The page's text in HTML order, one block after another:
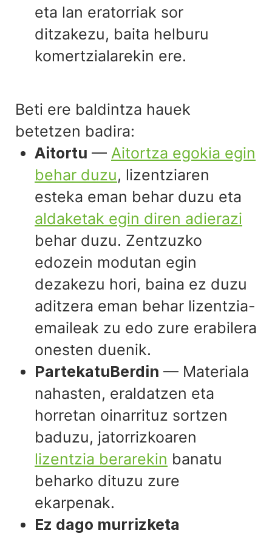
eta lan eratorriak sor
ditzakezu, baita helburu
komertzialarekin ere.
Beti ere baldintza hauek
betetzen badira:
Aitortu — Aitortza egokia egin
behar duzu, lizentziaren
esteka eman behar duzu eta
aldaketak egin diren adierazi
behar duzu. Zentzuzko
edozein modutan egin
dezakezu hori, baina ez duzu
aditzera eman behar lizentzia-
emaileak zu edo zure erabilera
onesten duenik.
PartekatuBerdin — Materiala
nahasten, eraldatzen eta
horretan oinarrituz sortzen
baduzu, jatorrizkoaren
lizentzia berarekin banatu
beharko dituzu zure
ekarpenak.
Ez dago murrizketa